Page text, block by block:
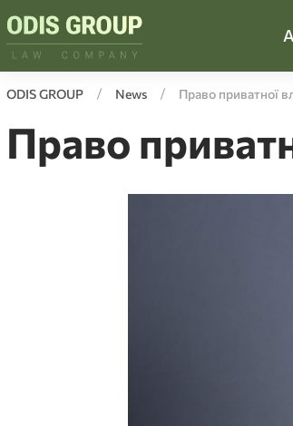
ODIS GROUP News Право приватної
Право